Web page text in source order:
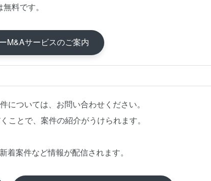
料です。
M&Aサービスのご案内
については、お問い合わせください。
ことで、案件の紹介がうけられます。
着案件など情報が配信されます。